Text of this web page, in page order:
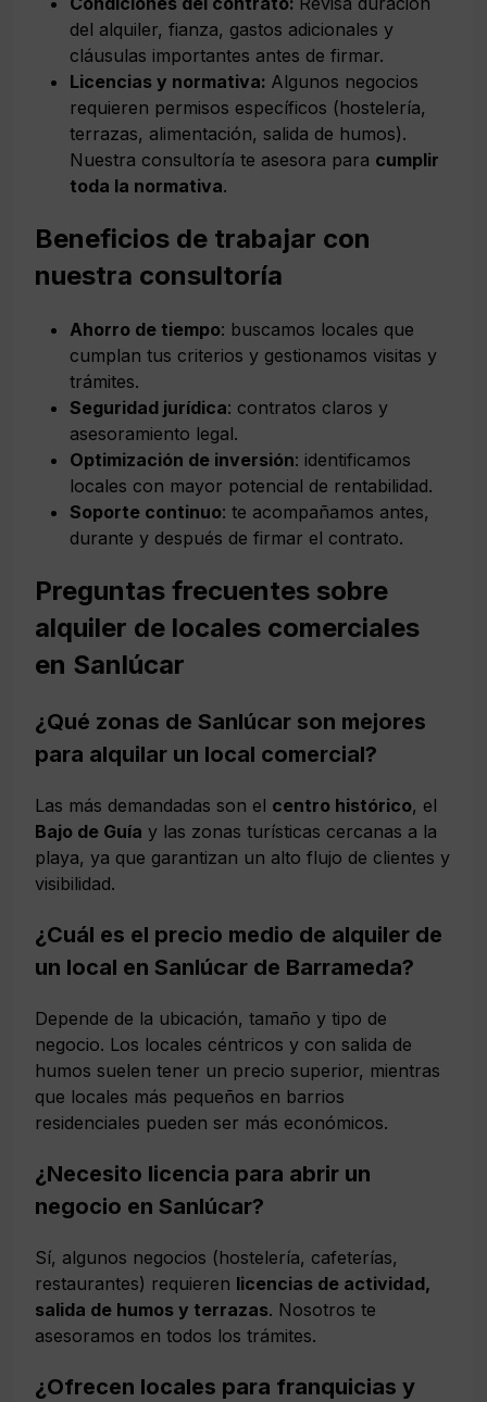
del alquiler, fianza, gastos adicionales y
cláusulas importantes antes de firmar.
Licencias y normativa: Algunos negocios
requieren permisos específicos (hostelería,
terrazas, alimentación, salida de humos).
Nuestra consultoría te asesora para cumplir
toda la normativa.
Beneficios de trabajar con
nuestra consultoría
Ahorro de tiempo: buscamos locales que
cumplan tus criterios y gestionamos visitas y
trámites.
Seguridad jurídica: contratos claros y
asesoramiento legal.
Optimización de inversión: identificamos
locales con mayor potencial de rentabilidad.
Soporte continuo: te acompañamos antes,
durante y después de firmar el contrato.
Preguntas frecuentes sobre
alquiler de locales comerciales
en Sanlúcar
¿Qué zonas de Sanlúcar son mejores
para alquilar un local comercial?
Las más demandadas son el centro histórico, el
Bajo de Guía y las zonas turísticas cercanas a la
playa, ya que garantizan un alto flujo de clientes y
visibilidad.
¿Cuál es el precio medio de alquiler de
un local en Sanlúcar de Barrameda?
Depende de la ubicación, tamaño y tipo de
negocio. Los locales céntricos y con salida de
humos suelen tener un precio superior, mientras
que locales más pequeños en barrios
residenciales pueden ser más económicos.
¿Necesito licencia para abrir un
negocio en Sanlúcar?
Sí, algunos negocios (hostelería, cafeterías,
restaurantes) requieren licencias de actividad,
salida de humos y terrazas. Nosotros te
asesoramos en todos los trámites.
¿Ofrecen locales para franquicias y